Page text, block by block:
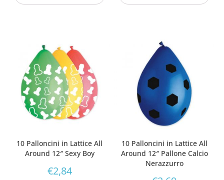
10 Palloncini in Lattice All
Around 12″ Sexy Boy
€2,84
10 Palloncini in Lattice All
Around 12″ Pallone Calcio
Nerazzurro